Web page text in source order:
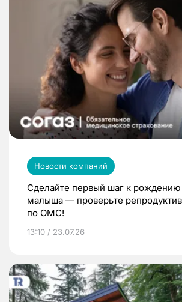
Новости компаний
Сделайте первый шаг к рождению
малыша — проверьте
по ОМС!
13:10 / 23.07.26